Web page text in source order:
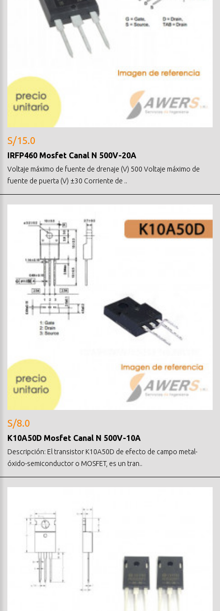
S/15.0
IRFP460 Mosfet Canal N 500V-20A
Voltaje máximo de fuente de drenaje (V) 500 Voltaje máximo de
fuente de puerta (V) ±30 Corriente de ..
S/8.0
K10A50D Mosfet Canal N 500V-10A
Descripción: El transistor K10A50D de efecto de campo metal-
óxido-semiconductor o MOSFET, es un tran..